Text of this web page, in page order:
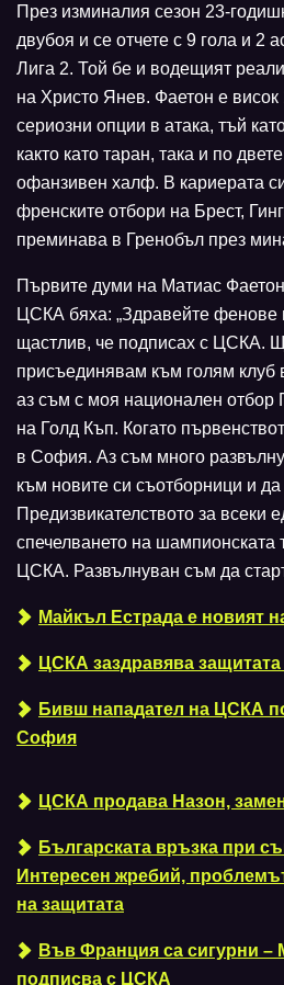
През изминалия сезон 23-
двубоя и се отчете с 9 гола и 2
Лига 2. Той бе и водещият
на Христо Янев. Фаетон е
сериозни опции в атака, тъй
както като таран, така и по
офанзивен халф. В кариерата
френските отбори на Брест,
преминава в Гренобъл през
Първите думи на Матиас
ЦСКА бяха: „Здравейте
щастлив, че подписах с ЦСКА.
присъединявам към голям
аз съм с моя национален отбор
на Голд Къп. Когато
в София. Аз съм много
към новите си съотборници и
Предизвикателството за всеки
спечелването на шампионската
ЦСКА. Развълнуван съм да
Майкъл Естрада е новият
ЦСКА заздравява
Бивш нападател на ЦСКА
София
ЦСКА продава Назон,
Българската връзка при
Интересен жребий,
на защитата
Във Франция са сигурни –
подписва с ЦСКА